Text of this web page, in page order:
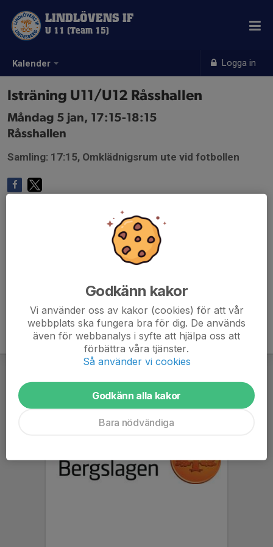
Kalender Logga in
LINDLÖVENS IF
U 11 (Team 15)
Isträning U11/U12 Råsshallen
Måndag 5 jan, 17:15-18:15
Råsshallen
Samling: 17:15, Omklädnigsrum ute vid fotbollen
Godkänn kakor
Vi använder oss av kakor (cookies) för att vår
webbplats ska fungera bra för dig. De används
även för webbanalys i syfte att hjälpa oss att
förbättra våra tjänster.
Så använder vi cookies
Godkänn alla kakor
Bara nödvändiga